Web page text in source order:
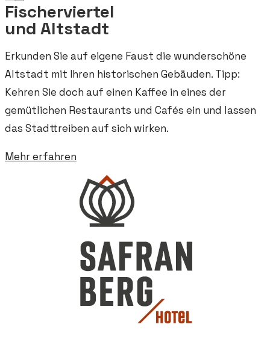
Fischerviertel
und Altstadt
Erkunden Sie auf eigene Faust die wunderschöne
Altstadt mit Ihren historischen Gebäuden. Tipp:
Kehren Sie doch auf einen Kaffee in eines der
gemütlichen Restaurants und Cafés ein und lassen
das Stadttreiben auf sich wirken.
Mehr erfahren